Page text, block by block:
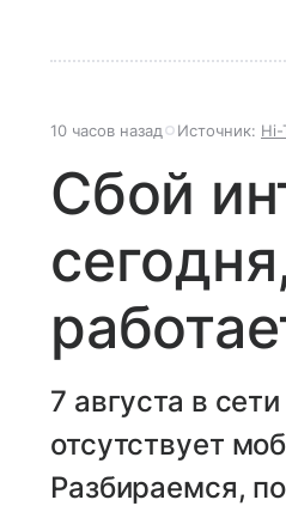
10 часов назад Источник: Hi-
Сбой
7 августа в
отсутствует
Разбираемся,